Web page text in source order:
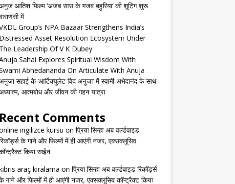
आतिश फिल्म ‘अजब सास के गजब बहुरिया’ की शूटिंग शुरू
में
Group’s NPA Bazaar Strengthens India’s
Distressed Asset Resolution Ecosystem Under
The Leadership Of V K Dubey
Sahai Explores Spiritual Wisdom With
Abhedananda On Articulate With Anuja
सहाई के ‘आर्टिक्युलेट विद अनुजा’ में स्वामी अभेदानंद के साथ
आत्मबोध और जीवन की गहन यात्रा
Recent Comments
ingilizce kursu on प्रिया सिन्हा अब वर्ल्डवाइड
के गाने और फिल्मों में ही आएंगी नजर, एक्सक्लूसिव
किया साईन
araç kiralama on प्रिया सिन्हा अब वर्ल्डवाइड रिकॉर्ड्स
गाने और फिल्मों में ही आएंगी नजर, एक्सक्लूसिव कॉन्ट्रैक्ट किया